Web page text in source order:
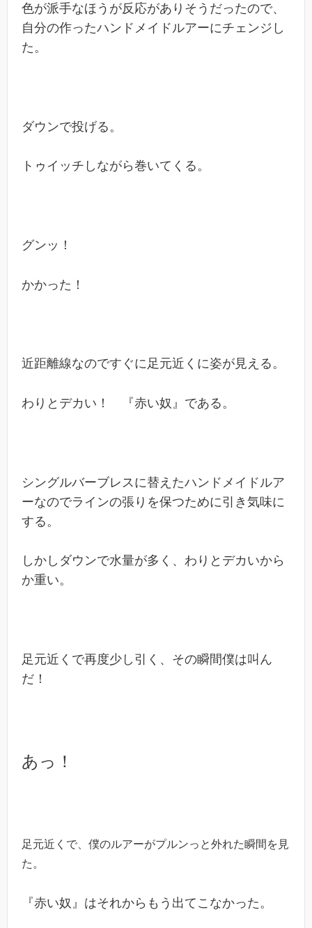
色が派手なほうが反応がありそうだったので、
自分の作ったハンドメイドルアーにチェンジし
た。
ダウンで投げる。
トゥイッチしながら巻いてくる。
グンッ！
かかった！
近距離線なのですぐに足元近くに姿が見える。
わりとデカい！ 『赤い奴』である。
シングルバーブレスに替えたハンドメイドルア
ーなのでラインの張りを保つために引き気味に
する。
しかしダウンで水量が多く、わりとデカいから
か重い。
足元近くで再度少し引く、その瞬間僕は叫ん
だ！
あっ！
足元近くで、僕のルアーがプルンっと外れた瞬間を見
た。
『赤い奴』はそれからもう出てこなかった。